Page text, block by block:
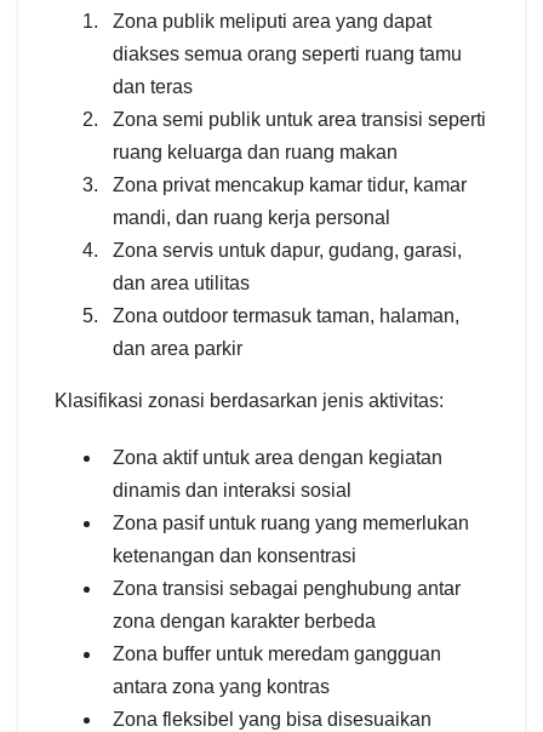
Zona publik meliputi area yang dapat
diakses semua orang seperti ruang tamu
dan teras
Zona semi publik untuk area transisi seperti
ruang keluarga dan ruang makan
Zona privat mencakup kamar tidur, kamar
mandi, dan ruang kerja personal
Zona servis untuk dapur, gudang, garasi,
dan area utilitas
Zona outdoor termasuk taman, halaman,
dan area parkir
Klasifikasi zonasi berdasarkan jenis aktivitas:
Zona aktif untuk area dengan kegiatan
dinamis dan interaksi sosial
Zona pasif untuk ruang yang memerlukan
ketenangan dan konsentrasi
Zona transisi sebagai penghubung antar
zona dengan karakter berbeda
Zona buffer untuk meredam gangguan
antara zona yang kontras
Zona fleksibel yang bisa disesuaikan